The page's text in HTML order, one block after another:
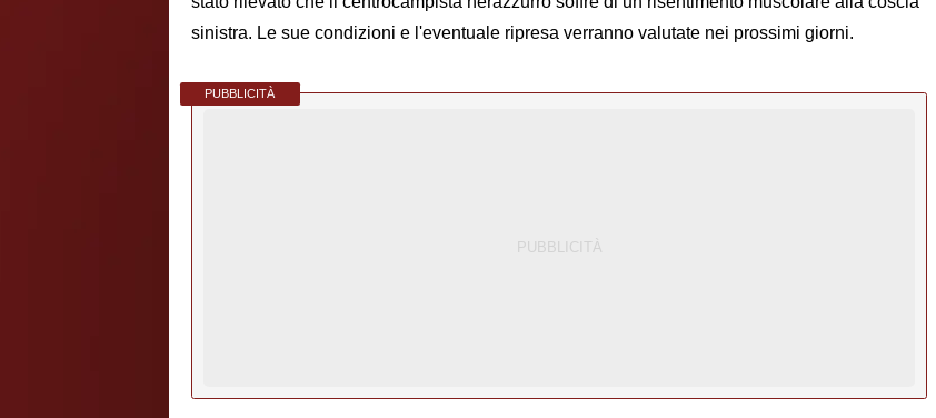
sinistra. Le sue condizioni e l'eventuale ripresa verranno valutate nei prossimi giorni.
PUBBLICITÀ